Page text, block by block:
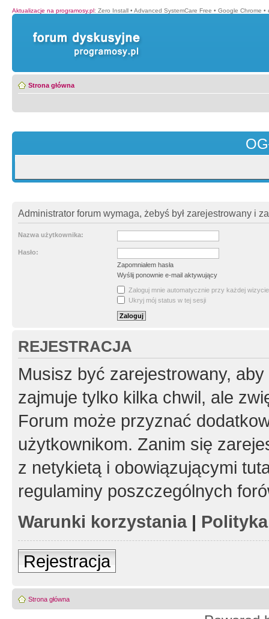
Aktualizacje na programosy.pl: Zero Install • Advanced SystemCare Free • Google Chrome •
Strona główna
Administrator forum wymaga, żebyś był zarejestrowany i
Nazwa użytkownika:
Hasło:
Zapomniałem hasła
Wyślij ponownie e-mail aktywujący
Zaloguj mnie automatycznie przy każdej wizycie
Ukryj mój status w tej sesji
REJESTRACJA
Musisz być zarejestrowany,
zajmuje tylko kilka chwil, ale
Forum może przyznać
użytkownikom. Zanim się
z netykietą i obowiązującymi
regulaminy poszczególnych
Warunki korzystania|
Rejestracja
Strona główna